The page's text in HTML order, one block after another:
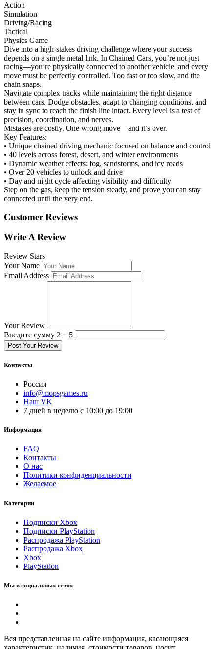
Action
Simulation
Driving/Racing
Tactical
Physics Game
Dive into a high-stakes driving challenge where your success
depends on a single metal link. In Chained Cars, you’re not just
racing—you’re physically connected to another vehicle, and every
move must be perfectly controlled. Too fast or too slow, and the
chain snaps.
Navigate complex tracks while maintaining the right distance
between cars. Dodge obstacles, adapt to changing conditions, and
stay in sync to reach the finish line intact. Every level is a test of
precision, coordination, and nerves.
Mistakes are costly. One wrong move—and it’s over.
Key Features:
• Unique chained driving mechanic focused on balance and control
• 40 levels across forest, desert, and winter environments
• Dynamic weather effects: fog, sandstorms, and icy roads
• Over 20 vehicles to unlock and drive
• Day and night cycle affecting visibility and difficulty
Step on the gas, keep the tension steady, and prove you can stay
connected until the very end.
Customer Reviews
Write A Review
Review Stars
Your Name
Email Address
Your Review
Введите сумму 2 + 5
Post Your Review
Контакты
Россия
info@mopsgames.ru
Наш VK
7 дней в неделю с 10:00 до 19:00
Информация
FAQ
Контакты
О нас
Политики конфиденциальности
Желаемое
Категории
Подписки Xbox
Подписки PlayStation
Распродажа PlayStation
Распродажа Xbox
Xbox
PlayStation
Мы в социальных сетях
Вся представленная на сайте информация, касающаяся